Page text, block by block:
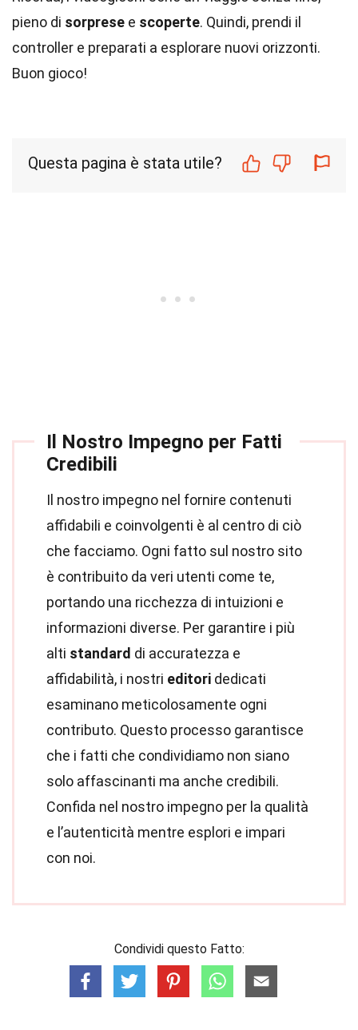
pieno di sorprese e scoperte. Quindi, prendi il
controller e preparati a esplorare nuovi orizzonti.
Buon gioco!
Questa pagina è stata utile?
Il Nostro Impegno per Fatti
Credibili
Il nostro impegno nel fornire contenuti
affidabili e coinvolgenti è al centro di ciò
che facciamo. Ogni fatto sul nostro sito
è contribuito da veri utenti come te,
portando una ricchezza di intuizioni e
informazioni diverse. Per garantire i più
alti standard di accuratezza e
affidabilità, i nostri editori dedicati
esaminano meticolosamente ogni
contributo. Questo processo garantisce
che i fatti che condividiamo non siano
solo affascinanti ma anche credibili.
Confida nel nostro impegno per la qualità
e l’autenticità mentre esplori e impari
con noi.
Condividi questo Fatto: